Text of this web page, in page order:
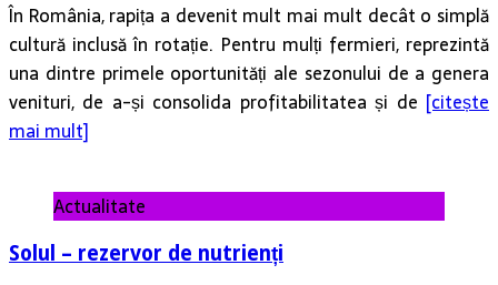
În România, rapița a devenit mult mai mult decât o simplă
cultură inclusă în rotație. Pentru mulți fermieri, reprezintă
una dintre primele oportunități ale sezonului de a genera
venituri, de a-și consolida profitabilitatea și de [citește
mai mult]
Actualitate
Solul – rezervor de nutrienți